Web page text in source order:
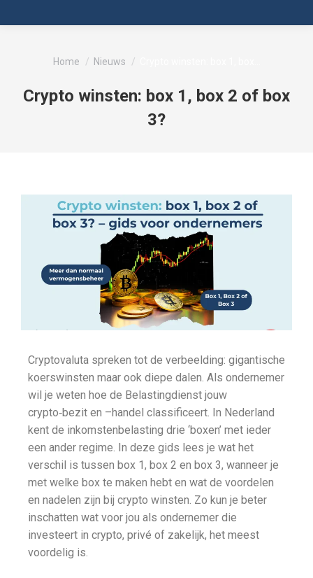
Crypto winsten: box 1, box 2 of box
3?
Je bent hier:
Home Nieuws
Cryptovaluta spreken tot de verbeelding: gigantische
koerswinsten maar ook diepe dalen. Als ondernemer
wil je weten hoe de Belastingdienst jouw
crypto‑bezit en –handel classificeert. In Nederland
kent de inkomstenbelasting drie ‘boxen’ met ieder
een ander regime. In deze gids lees je wat het
verschil is tussen box 1, box 2 en box 3, wanneer je
met welke box te maken hebt en wat de voordelen
en nadelen zijn bij crypto winsten. Zo kun je beter
inschatten wat voor jou als ondernemer die
investeert in crypto, privé of zakelijk, het meest
voordelig is.